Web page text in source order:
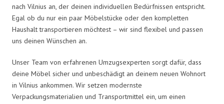
nach Vilnius an, der deinen individuellen Bedürfnissen entspricht.
Egal ob du nur ein paar Möbelstücke oder den kompletten
Haushalt transportieren möchtest – wir sind flexibel und passen
uns deinen Wünschen an.
Unser Team von erfahrenen Umzugsexperten sorgt dafür, dass
deine Möbel sicher und unbeschädigt an deinem neuen Wohnort
in Vilnius ankommen. Wir setzen modernste
Verpackungsmaterialien und Transportmittel ein, um einen